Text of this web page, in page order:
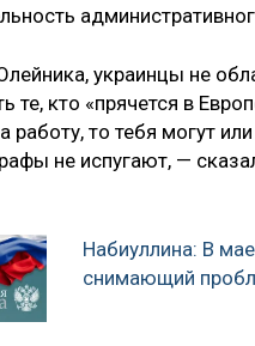
украинцы не
те, кто «прячется в
работу, то тебя могут
не испугают, —
Набиуллина: В
снимающий